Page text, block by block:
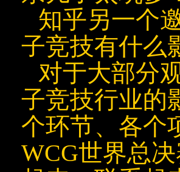
知乎另一个
子竞技有什么
对于大部分
子竞技行业的
个环节、各个
WCG世界总